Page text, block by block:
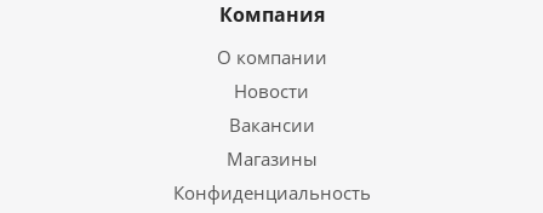
Компания
О компании
Новости
Вакансии
Магазины
Конфиденциальность